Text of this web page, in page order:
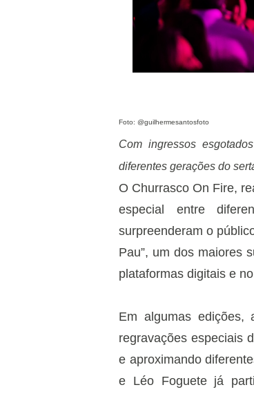
Foto: @guilhermesantosfoto
Com ingressos
diferentes gerações do
O Churrasco On Fire,
especial entre
surpreenderam o
Pau”, um dos maiores
plataformas digitais e
Em algumas edições,
regravações especiais
e aproximando
e Léo Foguete já